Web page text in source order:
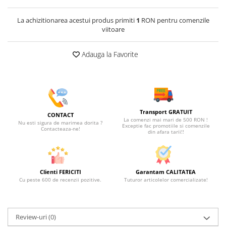
La achizitionarea acestui produs primiti 1 RON pentru comenzile
viitoare
Adauga la Favorite
CONTACT
Nu esti sigura de marimea dorita ?
Contacteaza-ne!
Transport GRATUIT
La comenzi mai mari de 500 RON !
Exceptie fac promotiile si comenzile
din afara tarii!!
Clienti FERICITI
Cu peste 600 de recenzii pozitive.
Garantam CALITATEA
Tuturor articolelor comercializate!
Review-uri(0)